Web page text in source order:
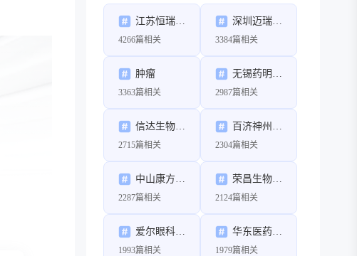
江苏恒瑞医药股份有限公司
4266篇相关
深圳迈瑞生物医疗电子股份有限公司
3384篇相关
肿瘤
3363篇相关
无锡药明康德新药开发股份有限公司
2987篇相关
信达生物制药（苏州）有限公司
2715篇相关
百济神州（北京）生物科技有限公司
2304篇相关
中山康方生物医药有限公司
2287篇相关
荣昌生物制药（烟台）股份有限公司
2124篇相关
爱尔眼科医院集团股份有限公司
1993篇相关
华东医药股份有限公司
1979篇相关